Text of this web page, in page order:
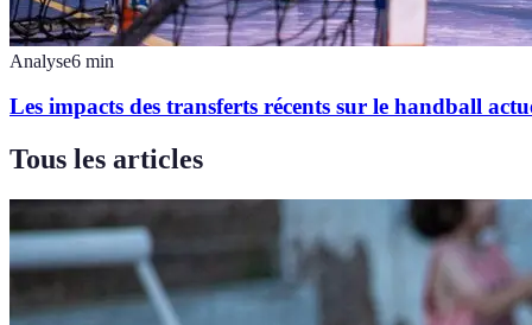
Analyse6 min
Les impacts des transferts récents sur le handball
Tous les articles